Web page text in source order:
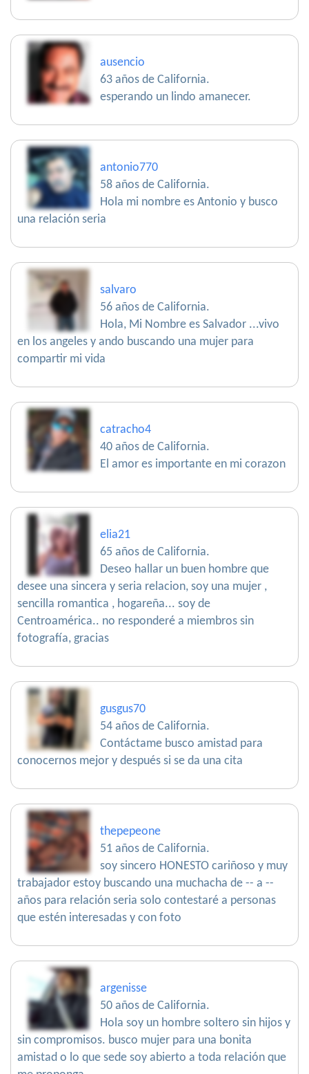
ausencio
63 años de California.
esperando un lindo amanecer.
antonio770
58 años de California.
Hola mi nombre es Antonio y busco
una relación seria
salvaro
56 años de California.
Hola, Mi Nombre es Salvador ...vivo
en los angeles y ando buscando una mujer para
compartir mi vida
catracho4
40 años de California.
El amor es importante en mi corazon
elia21
65 años de California.
Deseo hallar un buen hombre que
desee una sincera y seria relacion, soy una mujer ,
sencilla romantica , hogareña... soy de
Centroamérica.. no responderé a miembros sin
fotografía, gracias
gusgus70
54 años de California.
Contáctame busco amistad para
conocernos mejor y después si se da una cita
thepepeone
51 años de California.
soy sincero HONESTO cariñoso y muy
trabajador estoy buscando una muchacha de -- a --
años para relación seria solo contestaré a personas
que estén interesadas y con foto
argenisse
50 años de California.
Hola soy un hombre soltero sin hijos y
sin compromisos. busco mujer para una bonita
amistad o lo que sede soy abierto a toda relación que